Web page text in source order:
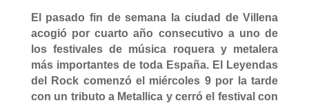
El pasado fin de semana la ciudad de Villena
acogió por cuarto año consecutivo a uno de
los festivales de música roquera y metalera
más importantes de toda España. El Leyendas
del Rock comenzó el miércoles 9 por la tarde
con un tributo a Metallica y cerró el festival con